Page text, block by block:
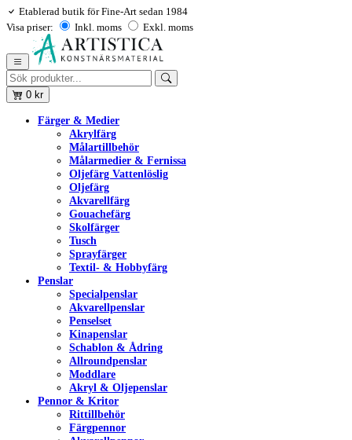
Etablerad butik för Fine-Art sedan 1984
Visa priser:
Inkl. moms Exkl. moms
0 kr
Färger & Medier
Akrylfärg
Målartillbehör
Målarmedier & Fernissa
Oljefärg Vattenlöslig
Oljefärg
Akvarellfärg
Gouachefärg
Skolfärger
Tusch
Sprayfärger
Textil- & Hobbyfärg
Penslar
Specialpenslar
Akvarellpenslar
Penselset
Kinapenslar
Schablon & Ådring
Allroundpenslar
Moddlare
Akryl & Oljepenslar
Pennor & Kritor
Rittillbehör
Färgpennor